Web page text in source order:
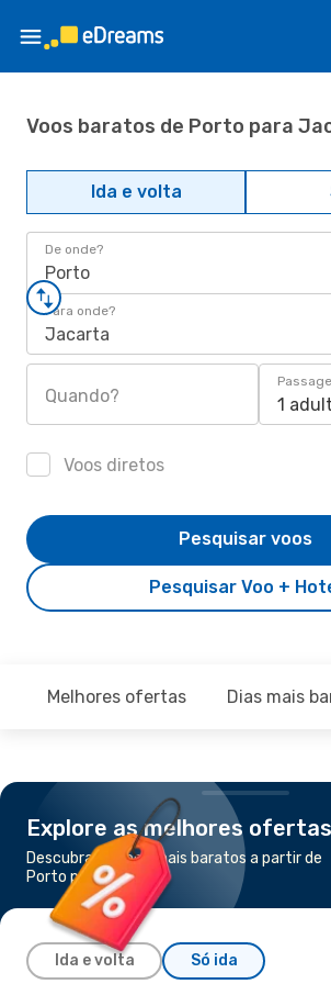
Voos baratos de Porto para
Ida e volta
De onde?
Porto
Para onde?
Jacarta
Quando? 1
Voos diretos
Pesquisar Voo +
Pesquisar voos
Melhores ofertas Dias mais
Explore as melhores ofertas
Descubra os voos mais baratos a partir de
Porto para Jacarta
Ida e volta Só ida